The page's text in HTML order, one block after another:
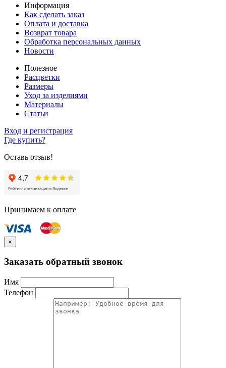
Информация
Как сделать заказ
Оплата и доставка
Возврат товара
Обработка персональных данных
Новости
Полезное
Расцветки
Размеры
Уход за изделиями
Материалы
Статьи
Вход и регистрация
Где купить?
Оставь отзыв!
Принимаем к оплате
×
Заказать обратный звонок
Имя
Телефон